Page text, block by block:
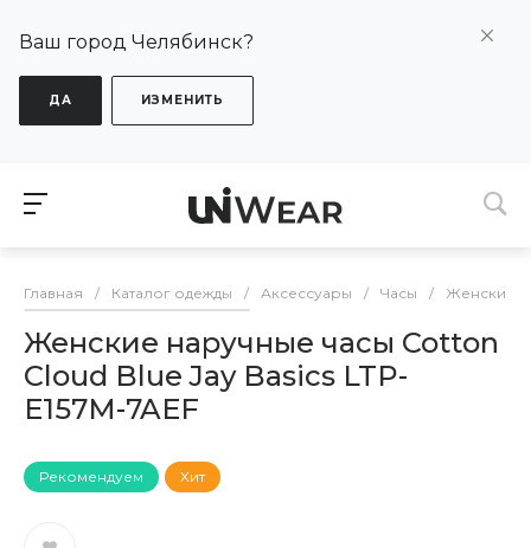
Ваш город Челябинск?
ДА ИЗМЕНИТЬ
Главная / Каталог одежды / Аксессуары / Часы / Женские
Женские наручные часы Cotton
Cloud Blue Jay Basics LTP-
E157M-7AEF
Рекомендуем Хит